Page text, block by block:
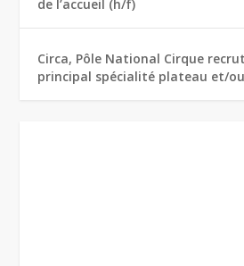
de l’accueil (h/f)
Circa, Pôle National Cirque
principal spécialité plateau et/